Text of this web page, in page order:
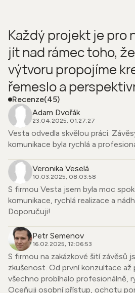
Každý projekt je pro
jít nad rámec toho,
výtvoru propojíme
řemeslo a
Recenze(45)
Adam Dvořák
23.04.2025, 01:27:27
Vesta odvedla skvělou práci.
komunikace byla rychlá a
Veronika Veselá
10.03.2025, 08:03:58
S firmou Vesta jsem byla moc
komunikace, rychlá realizace a
Doporučuji!
Petr Semenov
16.02.2025, 12:06:53
S firmou na zakázkové šití závěsů
zkušenost. Od první konzultace až
všechno probíhalo profesionálně,
Oceňuji osobní přístup, ochotu